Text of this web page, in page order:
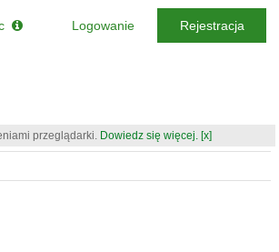
przeglądarki. Dowiedz się więcej. [x]
Logowanie Rejestracja